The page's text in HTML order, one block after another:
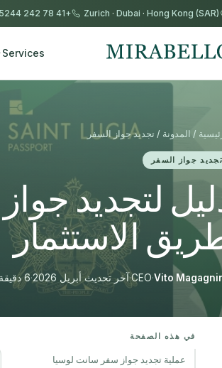
Zurich · Dubai · Hong Kong (SAR)
+41 78 242 5244
Services
/ المدونة / تجديد جواز السفر
تجديد جواز السفر
لتجديد
الاستثمار
Vito
·
CEO
·آخر تحديث أبريل 2026 ·6 دقيقة قراءة
في هذه الصفحة
عملية تجديد جواز سفر سانت لوسيا